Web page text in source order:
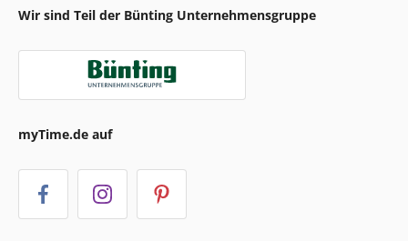
Wir sind Teil der Bünting Unternehmensgruppe
myTime.de auf